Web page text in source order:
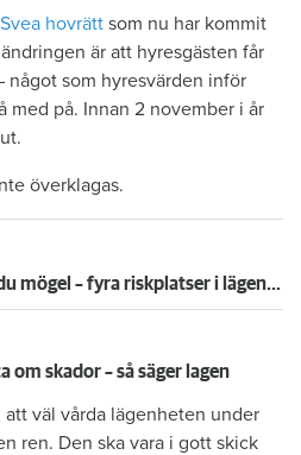
Svea hovrätt som nu har kommit
är att hyresgästen får
något som hyresvärden inför
med på. Innan 2 november i år
överklagas.
Så undviker du mögel – fyra riskplatser i lägenheten: ”Måste städa bort”
om skador – så säger lagen
att väl vårda lägenheten under
ren. Den ska vara i gott skick